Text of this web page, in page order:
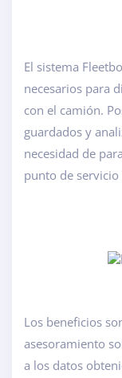
El sistema
necesarios para
con el camión.
guardados y
necesidad de
punto de
Los beneficios
asesoramiento
a los datos